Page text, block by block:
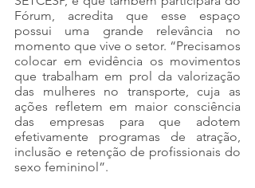
Fórum, acredita que esse espaço
possui uma grande relevância no
momento que vive o setor. “Precisamos
colocar em evidência os movimentos
que trabalham em prol da valorização
das mulheres no transporte, cuja as
ações refletem em maior consciência
das empresas para que adotem
efetivamente programas de atração,
inclusão e retenção de profissionais do
sexo femininol”.